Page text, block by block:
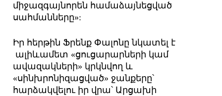
միջազգայնորեն համաձայնեցված
սահմանները»:
Իր հերթին Ֆրենք Փալոնը նկատել է
ալիևամետ «ցուցարարների կամ
ավազակների» կրկնվող և
«սինխրոնիզացված» ջանքերը՝
հարձակվելու իր վրա՝ Արցախի